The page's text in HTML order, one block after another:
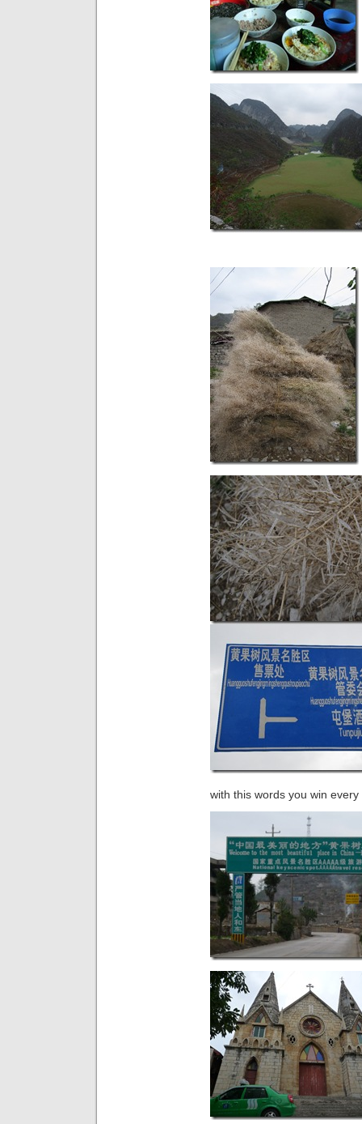
with this words you win